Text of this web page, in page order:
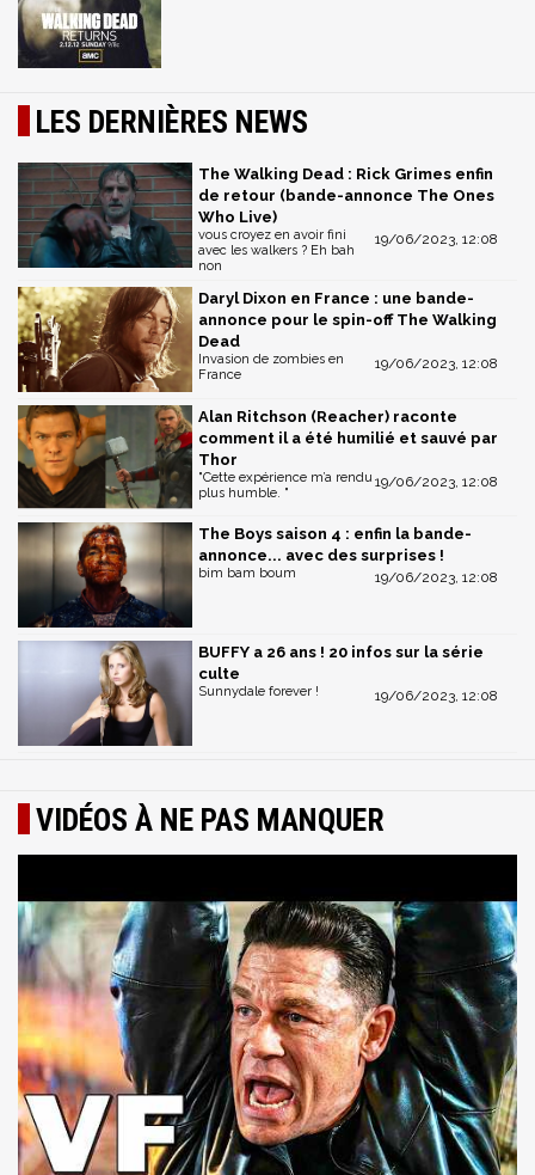
LES DERNIÈRES NEWS
The Walking Dead : Rick Grimes enfin
de retour (bande-annonce The Ones
Who Live)
19/06/2023, 12:08
vous croyez en avoir fini
avec les walkers ? Eh bah
non
Daryl Dixon en France : une bande-
annonce pour le spin-off The Walking
Dead
19/06/2023, 12:08
Invasion de zombies en
France
Alan Ritchson (Reacher) raconte
comment il a été humilié et sauvé par
Thor
19/06/2023, 12:08
"Cette expérience m’a rendu
plus humble. "
The Boys saison 4 : enfin la bande-
annonce... avec des surprises !
19/06/2023, 12:08
bim bam boum
BUFFY a 26 ans ! 20 infos sur la série
culte
19/06/2023, 12:08
Sunnydale forever !
VIDÉOS À NE PAS MANQUER